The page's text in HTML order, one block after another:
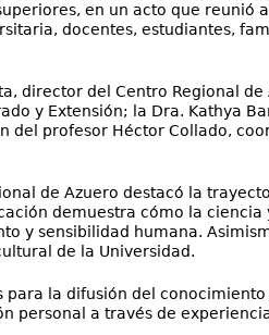
en un acto que reunió
docentes, estudiantes,
director del Centro Regional de
y Extensión; la Dra. Kathya
del profesor Héctor Collado,
de Azuero destacó la
demuestra cómo la ciencia
y sensibilidad humana.
de la Universidad.
para la difusión del
personal a través de